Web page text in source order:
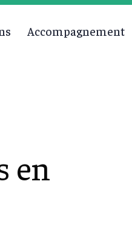
Accompagnement
en